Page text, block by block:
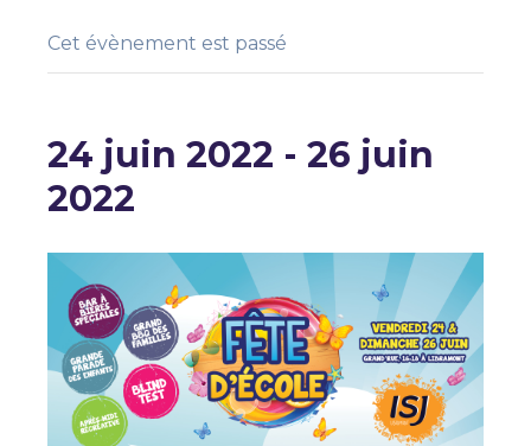
Cet évènement est passé
24 juin 2022 - 26 juin
2022